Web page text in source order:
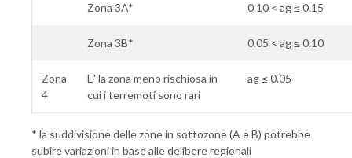
Zona 3A* 0.10 < ag ≤ 0.15
Zona 3B* 0.05 < ag ≤ 0.10
Zona
4
E' la zona meno rischiosa in
cui i terremoti sono rari
ag ≤ 0.05
* la suddivisione delle zone in sottozone (A e B) potrebbe
subire variazioni in base alle delibere regionali